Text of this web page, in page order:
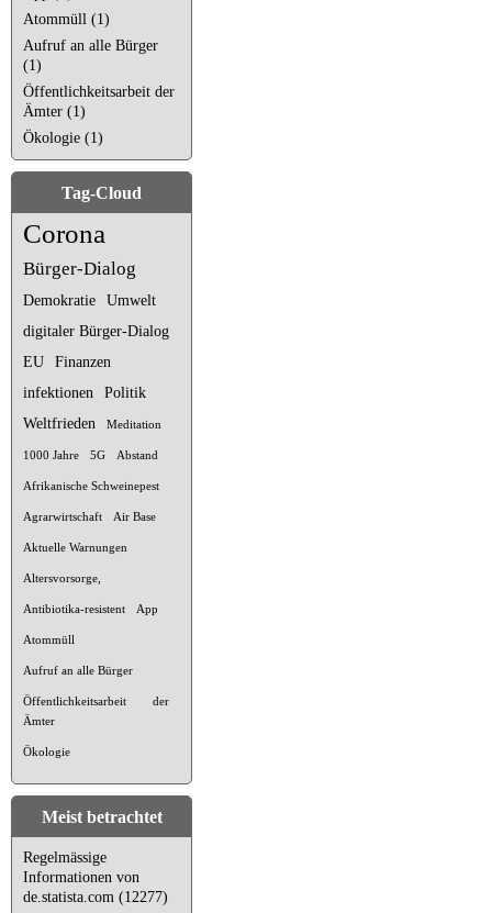
Atommüll (1)
Aufruf an alle Bürger
(1)
Öffentlichkeitsarbeit der
Ämter (1)
Ökologie (1)
Tag-Cloud
Corona
Bürger-Dialog
Demokratie
Umwelt
digitaler Bürger-Dialog
EU
Finanzen
infektionen
Politik
Weltfrieden
Meditation
1000 Jahre 5G Abstand
Afrikanische Schweinepest
Agrarwirtschaft Air Base
Aktuelle Warnungen
Altersvorsorge,
Antibiotika-resistent App
Atommüll
Aufruf an alle Bürger
Öffentlichkeitsarbeit der
Ämter
Ökologie
Meist betrachtet
Regelmässige
Informationen von
de.statista.com (12277)